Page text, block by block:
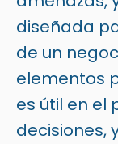
diseñada
de un
elementos
es útil en el
decisiones,